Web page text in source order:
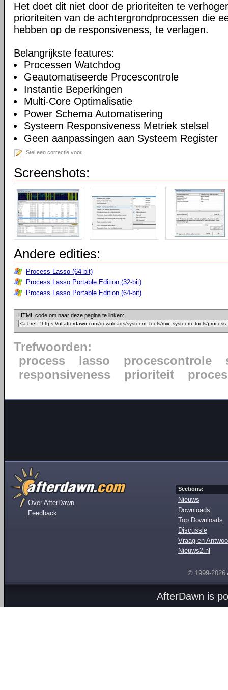
Het doet dit niet door de prioriteiten te
prioriteiten van de achtergrondprocessen die
hebben op de responsiveness, te verlagen.
Belangrijkste features:
Processen Watchdog
Geautomatiseerde Procescontrole
Instantie Beperkingen
Multi-Core Optimalisatie
Power Schema Automatisering
Systeem Responsiveness Metriek stelsel
Geen aanpassingen aan Systeem Register
Stel een correctie voor
Screenshots:
Andere edities:
Process Lasso (64-bit)
Process Lasso Portable Edition (32-bit)
Process Lasso Portable Edition (64-bit)
HTML code om naar deze pagina te linken:
Trefwoorden:
process
lasso procescontrole
responsiveness
prioriteit
Over AfterDawn
Feedback
Sections:
Nieuws
Downloads
Top Downloads
Discussie
Vraag en
Nieuws2.nl
© 1999-2026
AfterDawn is